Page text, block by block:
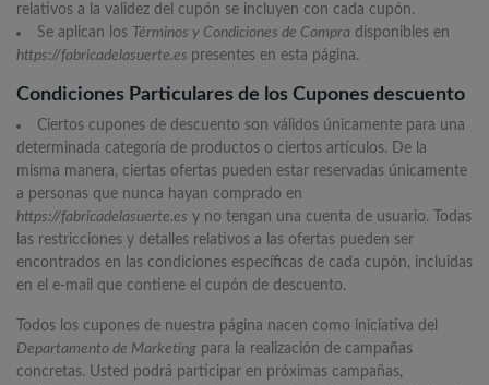
relativos a la validez del cupón se incluyen con cada cupón.
Se aplican los Términos y Condiciones de Compra disponibles en
https://fabricadelasuerte.es presentes en esta página.
Condiciones Particulares de los Cupones descuento
Ciertos cupones de descuento son válidos únicamente para una
determinada categoría de productos o ciertos artículos. De la
misma manera, ciertas ofertas pueden estar reservadas únicamente
a personas que nunca hayan comprado en
https://fabricadelasuerte.es y no tengan una cuenta de usuario. Todas
las restricciones y detalles relativos a las ofertas pueden ser
encontrados en las condiciones específicas de cada cupón, incluidas
en el e-mail que contiene el cupón de descuento.
Todos los cupones de nuestra página nacen como iniciativa del
Departamento de Marketing para la realización de campañas
concretas. Usted podrá participar en próximas campañas,